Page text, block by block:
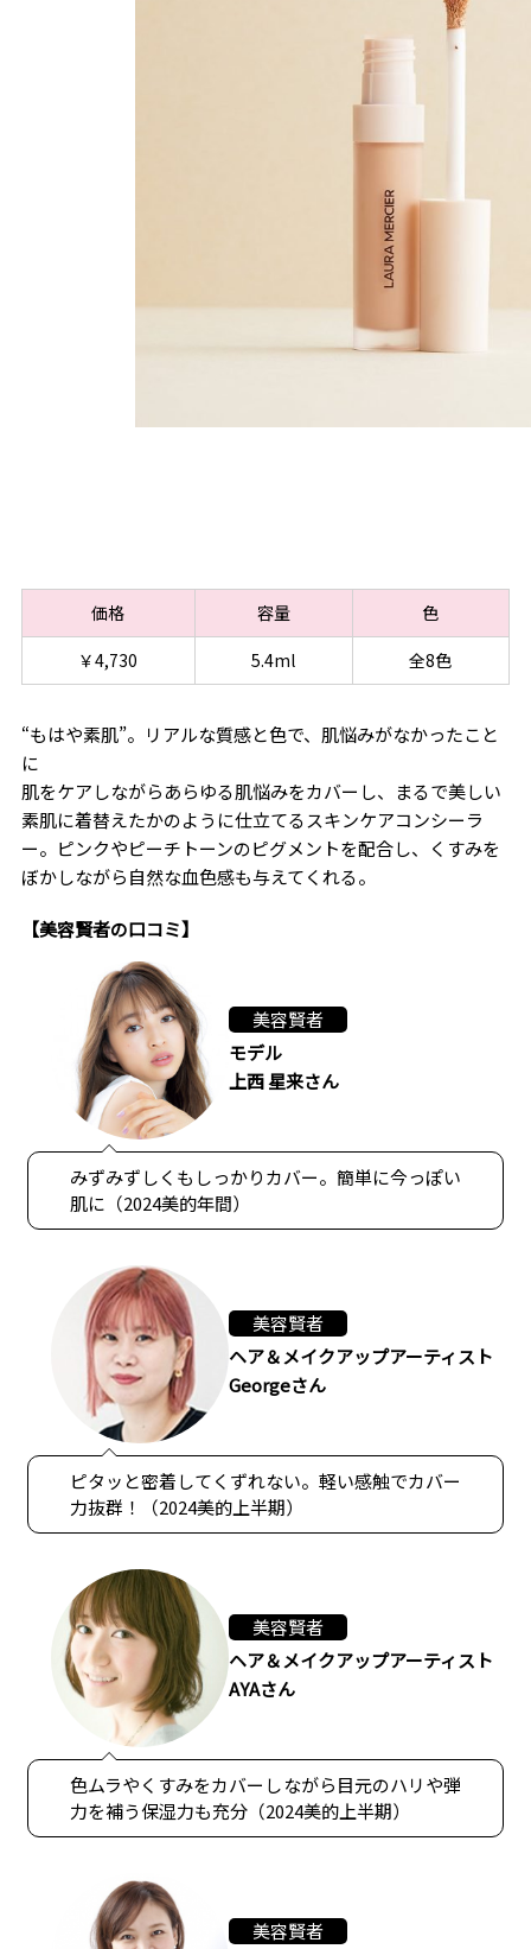
価格 容量
色
￥4,730
5.4ml 全8色
“もはや素肌”。リアルな質感と色で、肌悩みがなかったこと
に
肌をケアしながらあらゆる肌悩みをカバーし、まるで美しい
素肌に着替えたかのように仕立てるスキンケアコンシーラ
ー。ピンクやピーチトーンのピグメントを配合し、くすみを
ぼかしながら自然な血色感も与えてくれる。
【美容賢者の口コミ】
美容賢者
モデル
上西 星来さん
みずみずしくもしっかりカバー。簡単に今っぽい
肌に（2024美的年間）
美容賢者
ヘア＆メイクアップアーティスト
Georgeさん
ピタッと密着してくずれない。軽い感触でカバー
力抜群！（2024美的上半期）
美容賢者
ヘア＆メイクアップアーティスト
AYAさん
色ムラやくすみをカバーしながら目元のハリや弾
力を補う保湿力も充分（2024美的上半期）
美容賢者